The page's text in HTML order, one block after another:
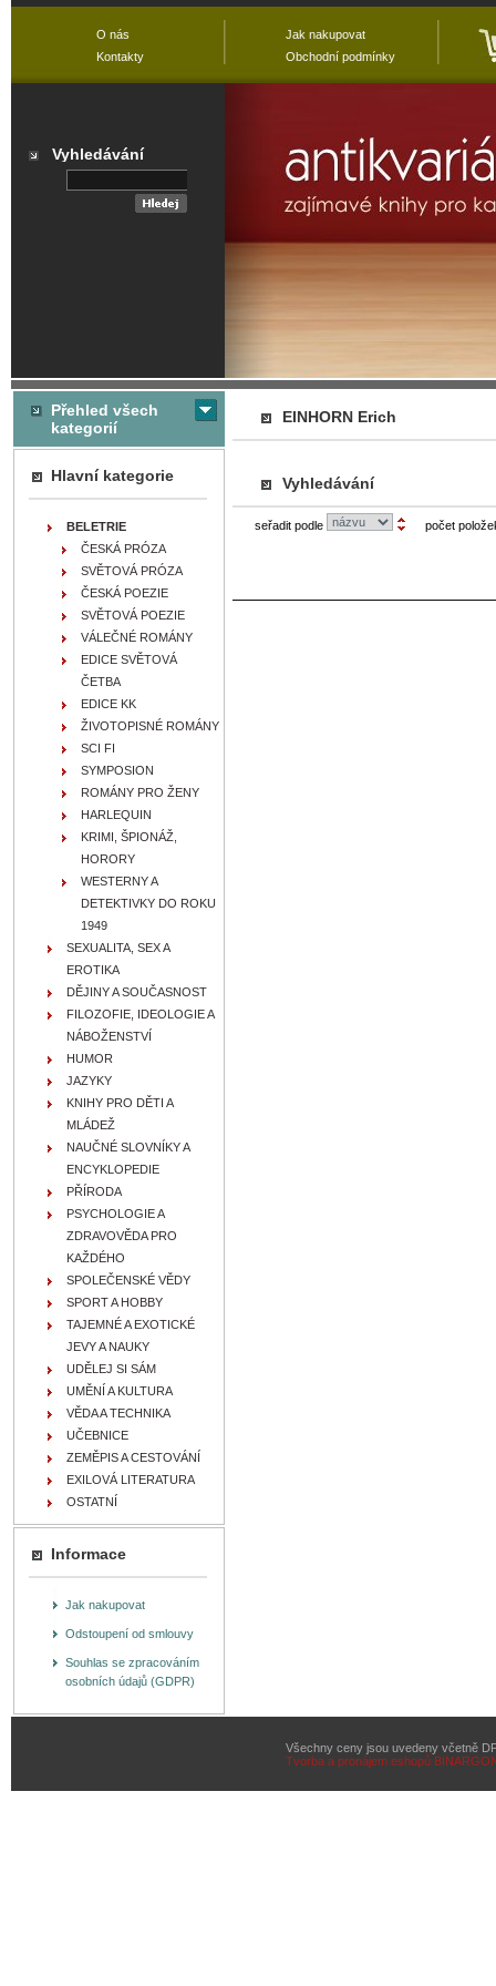
EINHORN Erich
Vyhledávání
seřadit podle počet
Přehled všech
kategorií
Hlavní kategorie
BELETRIE
ČESKÁ PRÓZA
SVĚTOVÁ PRÓZA
ČESKÁ POEZIE
SVĚTOVÁ POEZIE
VÁLEČNÉ ROMÁNY
EDICE SVĚTOVÁ
ČETBA
EDICE KK
ŽIVOTOPISNÉ ROMÁNY
SCI FI
SYMPOSION
ROMÁNY PRO ŽENY
HARLEQUIN
KRIMI, ŠPIONÁŽ,
HORORY
WESTERNY A
DETEKTIVKY DO ROKU
1949
SEXUALITA, SEX A
EROTIKA
DĚJINY A SOUČASNOST
FILOZOFIE, IDEOLOGIE A
NÁBOŽENSTVÍ
HUMOR
JAZYKY
KNIHY PRO DĚTI A
MLÁDEŽ
NAUČNÉ SLOVNÍKY A
ENCYKLOPEDIE
PŘÍRODA
PSYCHOLOGIE A
ZDRAVOVĚDA PRO
KAŽDÉHO
SPOLEČENSKÉ VĚDY
SPORT A HOBBY
TAJEMNÉ A EXOTICKÉ
JEVY A NAUKY
UDĚLEJ SI SÁM
UMĚNÍ A KULTURA
VĚDA A TECHNIKA
UČEBNICE
ZEMĚPIS A CESTOVÁNÍ
EXILOVÁ LITERATURA
OSTATNÍ
Informace
Jak nakupovat
Odstoupení od smlouvy
Souhlas se zpracováním
osobních údajů (GDPR)
Všechny ceny jsou uvedeny včetně
Tvorba a pronájem eshopů
O nás
Kontakty
Jak nakupovat
Obchodní podmínky
Vyhledávání